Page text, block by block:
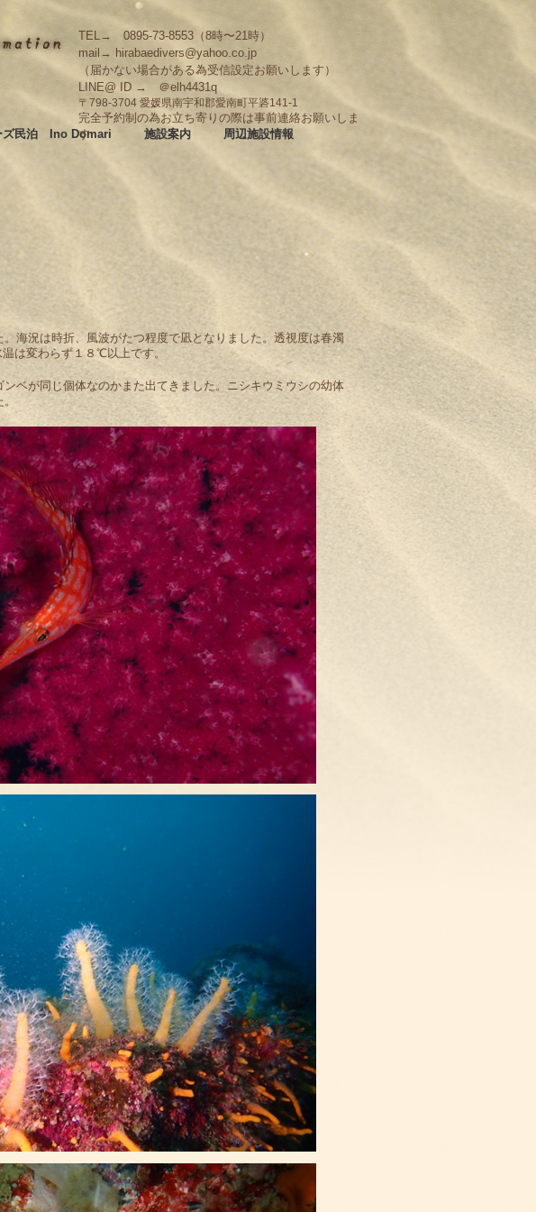
TEL→ 0895-73-8553（8時〜21時）
mail→ hirabaedivers@yahoo.co.jp
（届かない場合がある為受信設定お願いします）
LINE@ ID → ＠elh4431q
〒798-3704 愛媛県南宇和郡愛南町平碆141-1
完全予約制の為お立ち寄りの際は事前連絡お願いしま
す
ズ民泊 Ino Domari 施設案内 周辺施設情報
海況は時折、風波がたつ程度で凪となりました。透視度は春濁
は変わらず１８℃以上です。
ベが同じ個体なのかまた出てきました。ニシキウミウシの幼体
。